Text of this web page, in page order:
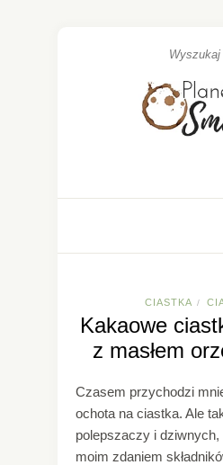
CIASTKA /
Kakaowe
z masłem
Czasem przychodzi
ochota na ciastka. Ale
polepszaczy i
moim zdaniem